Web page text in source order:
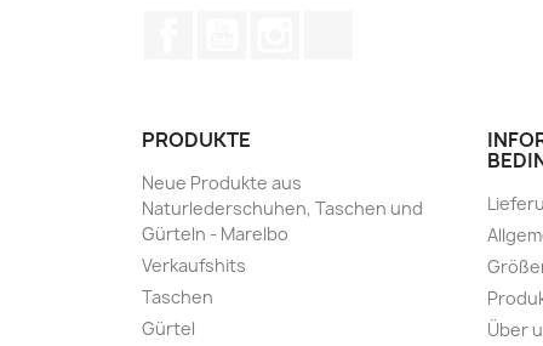
PRODUKTE
Neue Produkte aus
Naturlederschuhen, Taschen und
Gürteln - Marelbo
Verkaufshits
Taschen
Gürtel
Über